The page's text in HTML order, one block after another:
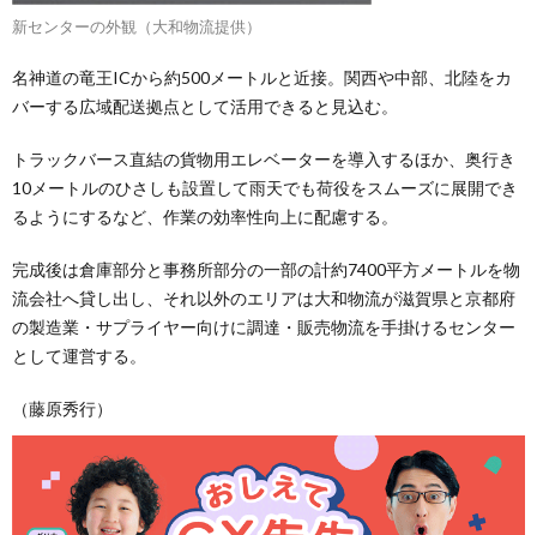
新センターの外観（大和物流提供）
名神道の竜王ICから約500メートルと近接。関西や中部、北陸をカ
バーする広域配送拠点として活用できると見込む。
トラックバース直結の貨物用エレベーターを導入するほか、奥行き
10メートルのひさしも設置して雨天でも荷役をスムーズに展開でき
るようにするなど、作業の効率性向上に配慮する。
完成後は倉庫部分と事務所部分の一部の計約7400平方メートルを物
流会社へ貸し出し、それ以外のエリアは大和物流が滋賀県と京都府
の製造業・サプライヤー向けに調達・販売物流を手掛けるセンター
として運営する。
（藤原秀行）